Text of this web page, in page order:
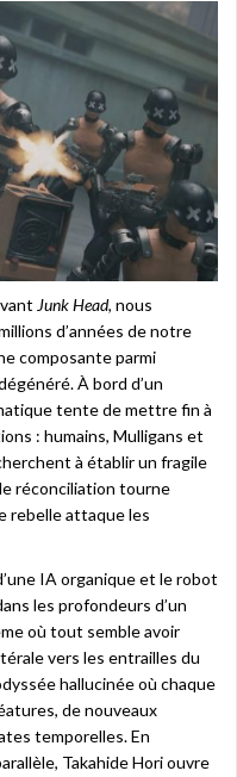
Junk Head, nous
d’années de notre
composante parmi
À bord d’un
tente de mettre fin à
: humains, Mulligans et
à établir un fragile
réconciliation tourne
rebelle attaque les
IA organique et le robot
les profondeurs d’un
où tout semble avoir
vers les entrailles du
hallucinée où chaque
de nouveaux
temporelles. En
Takahide Hori ouvre